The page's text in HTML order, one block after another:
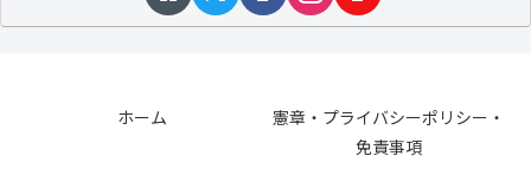
ホーム
憲章・プライバシーポリシー・
免責事項